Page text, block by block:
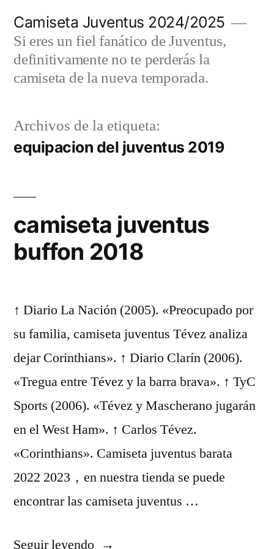
contenido
Camiseta Juventus 2024/2025
Si eres un fiel fanático de Juventus,
definitivamente no te perderás la
camiseta de la nueva temporada.
Archivos de la etiqueta:
equipacion del juventus 2019
camiseta juventus
buffon 2018
↑ Diario La Nación (2005). «Preocupado por
su familia, camiseta juventus Tévez analiza
dejar Corinthians». ↑ Diario Clarín (2006).
«Tregua entre Tévez y la barra brava». ↑ TyC
Sports (2006). «Tévez y Mascherano jugarán
en el West Ham». ↑ Carlos Tévez.
«Corinthians». Camiseta juventus barata
2022 2023，en nuestra tienda se puede
encontrar las camiseta juventus …
Seguir leyendo«camiseta